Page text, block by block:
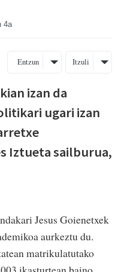
4a
Entzun Itzuli
izan da
ugari izan
Iztueta sailburua,
Jesus Goienetxek
aurkeztu du.
matrikulatutako